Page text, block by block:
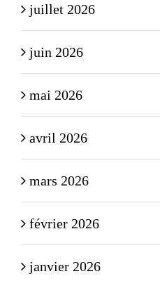
juillet 2026
juin 2026
mai 2026
avril 2026
mars 2026
février 2026
janvier 2026